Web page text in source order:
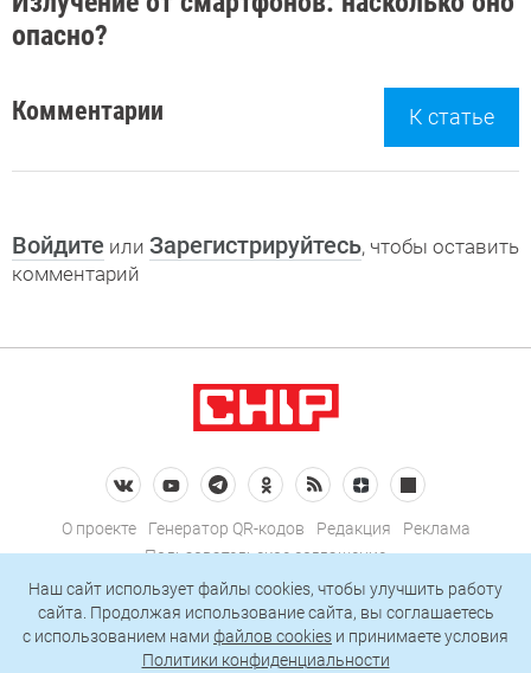
опасно?
Комментарии К статье
Войдите или Зарегистрируйтесь, чтобы оставить
комментарий
О проекте Генератор QR-кодов Редакция
Реклама
Пользовательское соглашение
Политика конфиденциальности
Подписаться на рассылку
Наш сайт использует файлы cookies, чтобы улучшить работу
сайта. Продолжая использование сайта, вы соглашаетесь
c использованием нами файлов cookies и принимаете условия
Политики конфиденциальности